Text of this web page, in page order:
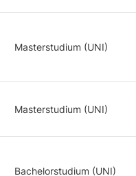
Masterstudium (UNI)
Masterstudium (UNI)
Bachelorstudium (UNI)